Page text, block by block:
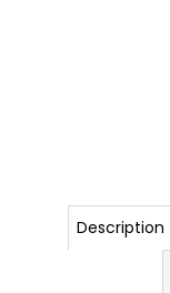
Description